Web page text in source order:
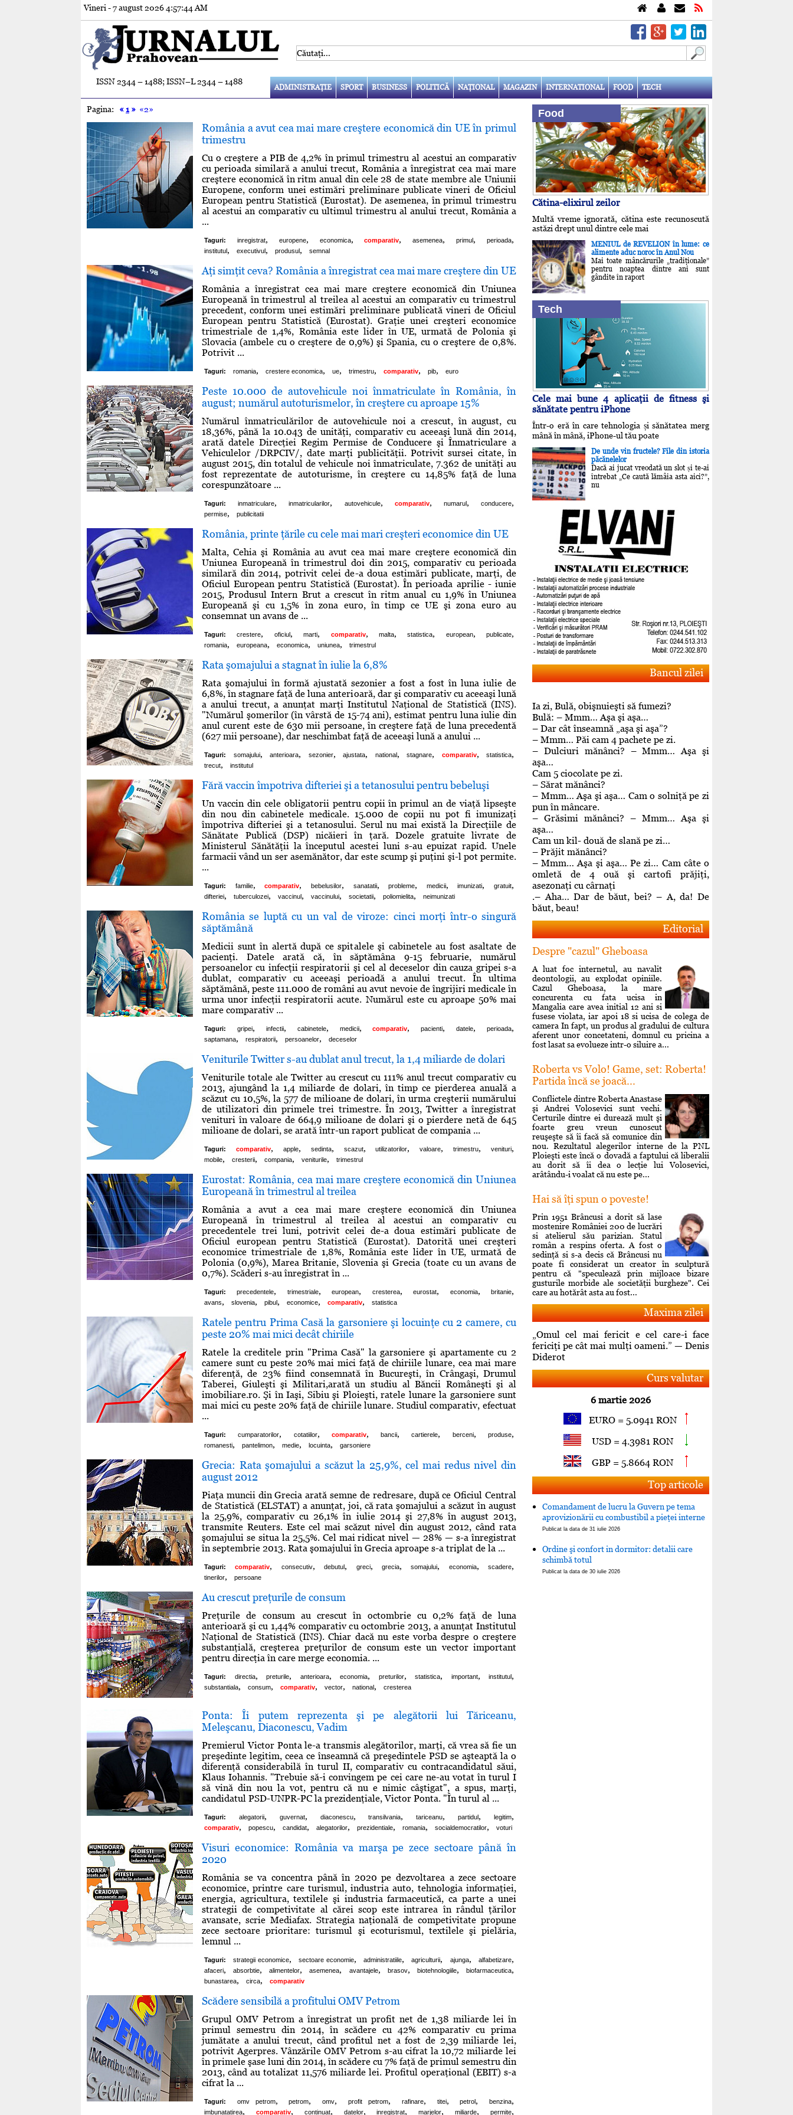
Vineri - 7 august 20264:57:45 AM
ISSN 2344 – 1488; ISSN–L 2344 – 1488
ADMINISTRAŢIE SPORT BUSINESS POLITICĂ NAŢIONAL MAGAZIN INTERNATIONAL FOOD TECH
Pagina: «1 » «2»
România a avut cea mai mare creştere economică din UE în primul
trimestru
Cu o creştere a PIB de 4,2% în primul trimestru al acestui an comparativ
cu perioada similară a anului trecut, România a înregistrat cea mai mare
creştere economică în ritm anual din cele 28 de state membre ale Uniunii
Europene, conform unei estimări preliminare publicate vineri de Oficiul
European pentru Statistică (Eurostat). De asemenea, în primul trimestru
al acestui an comparativ cu ultimul trimestru al anului trecut, România a
...
Taguri: inregistrat, europene, economica, comparativ, asemenea, primul, perioada,
institutul, executivul, produsul, semnal
Aţi simţit ceva? România a înregistrat cea mai mare creştere din UE
România a înregistrat cea mai mare creştere economică din Uniunea
Europeană în trimestrul al treilea al acestui an comparativ cu trimestrul
precedent, conform unei estimări preliminare publicată vineri de Oficiul
European pentru Statistică (Eurostat). Graţie unei creşteri economice
trimestriale de 1,4%, România este lider în UE, urmată de Polonia şi
Slovacia (ambele cu o creştere de 0,9%) şi Spania, cu o creştere de 0,8%.
Potrivit ...
Taguri: romania, crestere economica, ue, trimestru, comparativ, pib, euro
Peste 10.000 de autovehicule noi înmatriculate în România, în
august; numărul autoturismelor, în creştere cu aproape 15%
Numărul înmatriculărilor de autovehicule noi a crescut, în august, cu
18,36%, până la 10.043 de unităţi, comparativ cu aceeaşi lună din 2014,
arată datele Direcţiei Regim Permise de Conducere şi Înmatriculare a
Vehiculelor /DRPCIV/, date marţi publicităţii. Potrivit sursei citate, în
august 2015, din totalul de vehicule noi înmatriculate, 7.362 de unităţi au
fost reprezentate de autoturisme, în creştere cu 14,85% faţă de luna
corespunzătoare ...
Taguri: inmatriculare, inmatricularilor, autovehicule, comparativ, numarul, conducere,
permise, publicitatii
România, printe ţările cu cele mai mari creşteri economice din UE
Malta, Cehia şi România au avut cea mai mare creştere economică din
Uniunea Europeană în trimestrul doi din 2015, comparativ cu perioada
similară din 2014, potrivit celei de-a doua estimări publicate, marţi, de
Oficiul European pentru Statistică (Eurostat). În perioada aprilie - iunie
2015, Produsul Intern Brut a crescut în ritm anual cu 1,9% în Uniunea
Europeană şi cu 1,5% în zona euro, în timp ce UE şi zona euro au
consemnat un avans de ...
Taguri: crestere, oficiul, marti, comparativ, malta, statistica, european, publicate,
romania, europeana, economica, uniunea, trimestrul
Rata şomajului a stagnat în iulie la 6,8%
Rata şomajului în formă ajustată sezonier a fost a fost în luna iulie de
6,8%, în stagnare faţă de luna anterioară, dar şi comparativ cu aceeaşi lună
a anului trecut, a anunţat marţi Institutul Naţional de Statistică (INS).
"Numărul şomerilor (în vârstă de 15-74 ani), estimat pentru luna iulie din
anul curent este de 630 mii persoane, în creştere faţă de luna precedentă
(627 mii persoane), dar neschimbat faţă de aceeaşi lună a anului ...
Taguri: somajului, anterioara, sezonier, ajustata, national, stagnare, comparativ, statistica,
trecut, institutul
Fără vaccin împotriva difteriei şi a tetanosului pentru bebeluşi
Un vaccin din cele obligatorii pentru copii în primul an de viaţă lipseşte
din nou din cabinetele medicale. 15.000 de copii nu pot fi imunizaţi
împotriva difteriei şi a tetanosului. Serul nu mai există la Direcţiile de
Sănătate Publică (DSP) nicăieri în ţară. Dozele gratuite livrate de
Ministerul Sănătăţii la începutul acestei luni s-au epuizat rapid. Unele
farmacii vând un ser asemănător, dar este scump şi puţini şi-l pot permite.
...
Taguri: familie, comparativ, bebelusilor, sanatatii, probleme, medicii, imunizati, gratuit,
difteriei, tuberculozei, vaccinul, vaccinului, societatii, poliomielita, neimunizati
România se luptă cu un val de viroze: cinci morţi într-o singură
săptămână
Medicii sunt în alertă după ce spitalele şi cabinetele au fost asaltate de
pacienţi. Datele arată că, în săptămâna 9-15 februarie, numărul
persoanelor cu infecţii respiratorii şi cel al deceselor din cauza gripei s-a
dublat, comparativ cu aceeaşi perioadă a anului trecut. În ultima
săptămână, peste 111.000 de români au avut nevoie de îngrijiri medicale în
urma unor infecţii respiratorii acute. Numărul este cu aproape 50% mai
mare comparativ ...
Taguri: gripei, infectii, cabinetele, medicii, comparativ, pacienti, datele, perioada,
saptamana, respiratorii, persoanelor, deceselor
Veniturile Twitter s-au dublat anul trecut, la 1,4 miliarde de dolari
Veniturile totale ale Twitter au crescut cu 111% anul trecut comparativ cu
2013, ajungând la 1,4 miliarde de dolari, în timp ce pierderea anuală a
scăzut cu 10,5%, la 577 de milioane de dolari, în urma creşterii numărului
de utilizatori din primele trei trimestre. În 2013, Twitter a înregistrat
venituri în valoare de 664,9 milioane de dolari şi o pierdere netă de 645
milioane de dolari, se arată într-un raport publicat de compania ...
Taguri: comparativ, apple, sedinta, scazut, utilizatorilor, valoare, trimestru, venituri,
mobile, cresterii, compania, veniturile, trimestrul
Eurostat: România, cea mai mare creştere economică din Uniunea
Europeană în trimestrul al treilea
România a avut a cea mai mare creştere economică din Uniunea
Europeană în trimestrul al treilea al acestui an comparativ cu
precedentele trei luni, potrivit celei de-a doua estimări publicate de
Oficiul european pentru Statistică (Eurostat). Datorită unei creşteri
economice trimestriale de 1,8%, România este lider în UE, urmată de
Polonia (0,9%), Marea Britanie, Slovenia şi Grecia (toate cu un avans de
0,7%). Scăderi s-au înregistrat în ...
Taguri: precedentele, trimestriale, european, cresterea, eurostat, economia, britanie,
avans, slovenia, pibul, economice, comparativ, statistica
Ratele pentru Prima Casă la garsoniere şi locuinţe cu 2 camere, cu
peste 20% mai mici decât chiriile
Ratele la creditele prin "Prima Casă" la garsoniere şi apartamente cu 2
camere sunt cu peste 20% mai mici faţă de chiriile lunare, cea mai mare
diferenţă, de 23% fiind consemnată în Bucureşti, în Crângaşi, Drumul
Taberei, Giuleşti şi Militari,arată un studiu al Băncii Româneşti şi al
imobiliare.ro. Şi în Iaşi, Sibiu şi Ploieşti, ratele lunare la garsoniere sunt
mai mici cu peste 20% faţă de chiriile lunare. Studiul comparativ, efectuat
...
Taguri: cumparatorilor, cotatiilor, comparativ, bancii, cartierele, berceni, produse,
romanesti, pantelimon, medie, locuinta, garsoniere
Grecia: Rata şomajului a scăzut la 25,9%, cel mai redus nivel din
august 2012
Piaţa muncii din Grecia arată semne de redresare, după ce Oficiul Central
de Statistică (ELSTAT) a anunţat, joi, că rata şomajului a scăzut în august
la 25,9%, comparativ cu 26,1% în iulie 2014 şi 27,8% în august 2013,
transmite Reuters. Este cel mai scăzut nivel din august 2012, când rata
şomajului se situa la 25,5%. Cel mai ridicat nivel — 28% — s-a înregistrat
în septembrie 2013. Rata şomajului în Grecia aproape s-a triplat de la ...
Taguri: comparativ, consecutiv, debutul, greci, grecia, somajului, economia, scadere,
tinerilor, persoane
Au crescut preţurile de consum
Preţurile de consum au crescut în octombrie cu 0,2% faţă de luna
anterioară şi cu 1,44% comparativ cu octombrie 2013, a anunţat Institutul
Naţional de Statistică (INS). Chiar dacă nu este vorba despre o creştere
substanţială, creşterea preţurilor de consum este un vector important
pentru direcţia în care merge economia. ...
Taguri: directia, preturile, anterioara, economia, preturilor, statistica, important, institutul,
substantiala, consum, comparativ, vector, national, cresterea
Ponta: Îi putem reprezenta şi pe alegătorii lui Tăriceanu,
Meleşcanu, Diaconescu, Vadim
Premierul Victor Ponta le-a transmis alegătorilor, marţi, că vrea să fie un
preşedinte legitim, ceea ce înseamnă că preşedintele PSD se aşteaptă la o
diferenţă considerabilă în turul II, comparativ cu contracandidatul săui,
Klaus Iohannis. "Trebuie să-i convingem pe cei care ne-au votat în turul I
să vină din nou la vot, pentru că nu e nimic câştigat", a spus, marţi,
candidatul PSD-UNPR-PC la prezidenţiale, Victor Ponta. "În turul al ...
Taguri: alegatorii, guvernat, diaconescu, transilvania, tariceanu, partidul, legitim,
comparativ, popescu, candidat, alegatorilor, prezidentiale, romania, socialdemocratilor, voturi
Visuri economice: România va marşa pe zece sectoare până în
2020
România se va concentra până în 2020 pe dezvoltarea a zece sectoare
economice, printre care turismul, industria auto, tehnologia informaţiei,
energia, agricultura, textilele şi industria farmaceutică, ca parte a unei
strategii de competivitate al cărei scop este intrarea în rândul ţărilor
avansate, scrie Mediafax. Strategia naţională de competivitate propune
zece sectoare prioritare: turismul şi ecoturismul, textilele şi pielăria,
lemnul ...
Taguri: strategii economice, sectoare economie, administratiile, agriculturii, ajunga, alfabetizare,
afaceri, absorbtie, alimentelor, asemenea, avantajele, brasov, biotehnologiile, biofarmaceutica,
bunastarea, circa, comparativ
Scădere sensibilă a profitului OMV Petrom
Grupul OMV Petrom a înregistrat un profit net de 1,38 miliarde lei în
primul semestru din 2014, în scădere cu 42% comparativ cu prima
jumătate a anului trecut, când profitul net a fost de 2,39 miliarde lei,
potrivit Agerpres. Vânzările OMV Petrom s-au cifrat la 10,72 miliarde lei
în primele şase luni din 2014, în scădere cu 7% faţă de primul semestru din
2013, când au totalizat 11,576 miliarde lei. Profitul operaţional (EBIT) s-a
cifrat la ...
Taguri: omv petrom, petrom, omv, profit petrom, rafinare, titei, petrol, benzina,
imbunatatirea, comparativ, continuat, datelor, inregistrat, marjelor, miliarde, permite,
Food
Cătina-elixirul zeilor
Multă vreme ignorată, cătina este recunoscută
astăzi drept unul dintre cele mai
MENIUL de REVELION în lume: ce
alimente aduc noroc în Anul Nou
Mai toate mâncărurile „tradiţionale”
pentru noaptea dintre ani sunt
gândite în raport
Tech
Cele mai bune 4 aplicaţii de fitness şi
sănătate pentru iPhone
Într-o eră în care tehnologia și sănătatea merg
mână în mână, iPhone-ul tău poate
De unde vin fructele? File din istoria
păcănelelor
Dacă ai jucat vreodată un slot și te-ai
întrebat „Ce caută lămâia asta aici?”,
nu
Bancul zilei
Ia zi, Bulă, obişnuieşti să fumezi?
Bulă: – Mmm… Aşa şi aşa…
– Dar cât înseamnă „aşa şi aşa”?
– Mmm… Păi cam 4 pachete pe zi.
– Dulciuri mănânci? – Mmm… Aşa şi
aşa…
Cam 5 ciocolate pe zi.
– Sărat mănânci?
– Mmm… Aşa şi aşa… Cam o solniţă pe zi
pun în mâncare.
– Grăsimi mănânci? – Mmm… Aşa şi
aşa…
Cam un kil- două de slană pe zi…
– Prăjit mănânci?
– Mmm… Aşa şi aşa… Pe zi… Cam câte o
omletă de 4 ouă şi cartofi prăjiţi,
asezonaţi cu cârnaţi
.– Aha… Dar de băut, bei? – A, da! De
băut, beau!
Editorial
Despre "cazul" Gheboasa
A luat foc internetul, au navalit
deontologii, au explodat opiniile.
Cazul Gheboasa, la mare
concurenta cu fata ucisa in
Mangalia care avea initial 12 ani si
fusese violata, iar apoi 18 si ucisa de colega de
camera In fapt, un produs al gradului de cultura
aferent unor concetateni, domnul cu pricina a
fost lasat sa evolueze intr-o siluire a...
Roberta vs Volo! Game, set: Roberta!
Partida încă se joacă...
Conflictele dintre Roberta Anastase
şi Andrei Volosevici sunt vechi.
Certurile dintre ei durează mult şi
foarte greu vreun cunoscut
reuşeşte să îi facă să comunice din
nou. Rezultatul alegerilor interne de la PNL
Ploieşti este încă o dovadă a faptului că liberalii
au dorit să îi dea o lecţie lui Volosevici,
arâtându-i voalat că nu este pe...
Hai să îţi spun o poveste!
Prin 1951 Brâncusi a dorit să lase
mostenire României 200 de lucrări
si atelierul său parizian. Statul
român a respins oferta. A fost o
sedinţă si s-a decis că Brâncusi nu
poate fi considerat un creator în sculptură
pentru că "speculează prin mijloace bizare
gusturile morbide ale societăţii burgheze". Cei
care au hotărât asta au fost...
Maxima zilei
„Omul cel mai fericit e cel care-i face
fericiţi pe cât mai mulţi oameni.” — Denis
Diderot
Curs valutar
6 martie 2026
EURO = 5.0941 RON
USD = 4.3981 RON
GBP = 5.8664 RON
Top articole
Comandament de lucru la Guvern pe tema
aprovizionării cu combustibil a pieţei interne
Publicat la data de 31 iulie 2026
Ordine şi confort in dormitor: detalii care
schimbă totul
Publicat la data de 30 iulie 2026